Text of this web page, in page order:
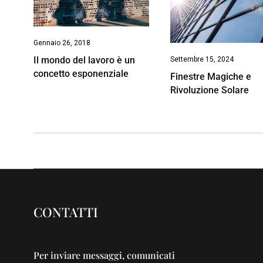
Gennaio 26, 2018
Il mondo del lavoro è un
concetto esponenziale
Settembre 15, 2024
Finestre Magiche e
Rivoluzione Solare
CONTATTI
Per inviare messaggi, comunicati